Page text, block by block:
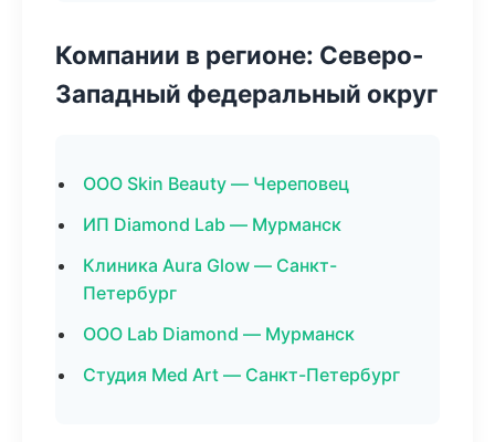
Компании в регионе: Северо-
Западный федеральный округ
ООО Skin Beauty — Череповец
ИП Diamond Lab — Мурманск
Клиника Aura Glow — Санкт-
Петербург
ООО Lab Diamond — Мурманск
Студия Med Art — Санкт-Петербург